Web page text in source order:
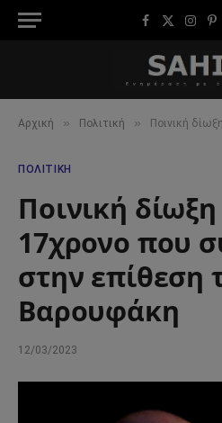
Facebook
X
Αρχική » Πολιτική » Ποινική δίωξη στον
ΠΟΛΙΤΙΚΉ
Ποινική
17χρονο που
στην επίθεση
Βαρουφάκη
12/03/2023